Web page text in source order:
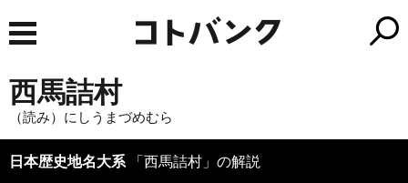
西馬詰村
（読み）にしうまづめむら
日本歴史地名大系 「西馬詰村」の解説